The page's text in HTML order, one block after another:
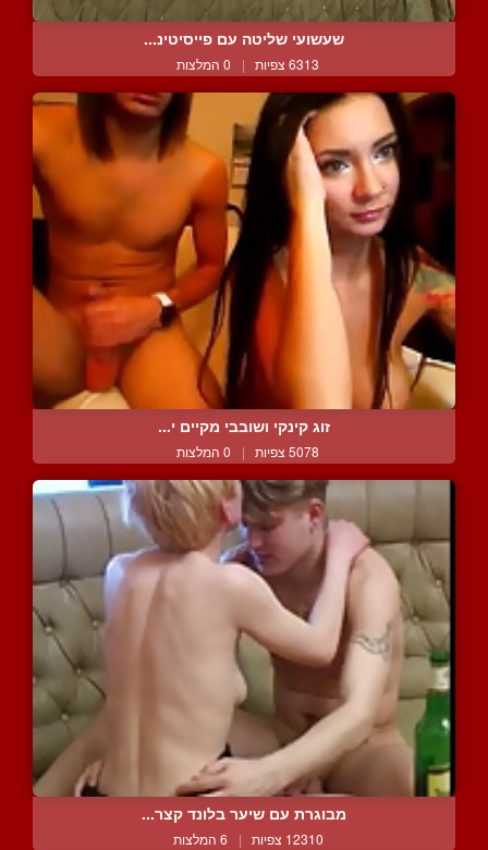
שעשועי שליטה עם פייסיטינ...
6313 צפיות | 0 המלצות
זוג קינקי ושובבי מקיים י...
5078 צפיות | 0 המלצות
מבוגרת עם שיער בלונד קצר...
12310 צפיות | 6 המלצות